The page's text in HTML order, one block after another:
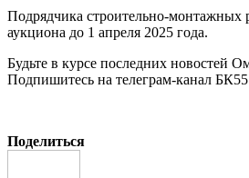
Подрядчика строительно-монтажных
аукциона до 1 апреля 2025 года.
Будьте в курсе последних новостей
Подпишитесь на телеграм-канал
Поделиться